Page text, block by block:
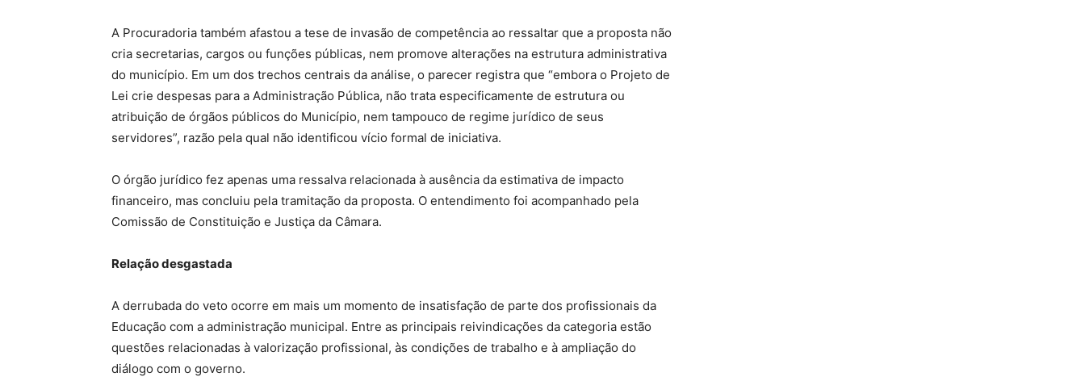
A Procuradoria também afastou a tese de invasão de competência ao ressaltar que a proposta não
cria secretarias, cargos ou funções públicas, nem promove alterações na estrutura administrativa
do município. Em um dos trechos centrais da análise, o parecer registra que “embora o Projeto de
Lei crie despesas para a Administração Pública, não trata especificamente de estrutura ou
atribuição de órgãos públicos do Município, nem tampouco de regime jurídico de seus
servidores”, razão pela qual não identificou vício formal de iniciativa.
O órgão jurídico fez apenas uma ressalva relacionada à ausência da estimativa de impacto
financeiro, mas concluiu pela tramitação da proposta. O entendimento foi acompanhado pela
Comissão de Constituição e Justiça da Câmara.
Relação desgastada
A derrubada do veto ocorre em mais um momento de insatisfação de parte dos profissionais da
Educação com a administração municipal. Entre as principais reivindicações da categoria estão
questões relacionadas à valorização profissional, às condições de trabalho e à ampliação do
diálogo com o governo.